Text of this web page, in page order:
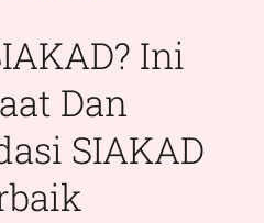
Services
Products
Ini
Dan
SIAKAD